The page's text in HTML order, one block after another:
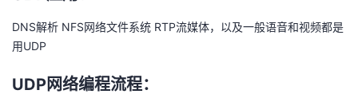
坛
圈
的
我
DNS解析 NFS网络文件系统 RTP流媒体，以及一般语音和视频都是
用UDP
UDP网络编程流程：